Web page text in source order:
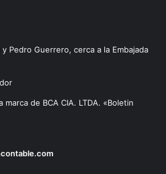
Pedro Guerrero, cerca a la Embajada
marca de BCA CIA. LTDA. «Boletin